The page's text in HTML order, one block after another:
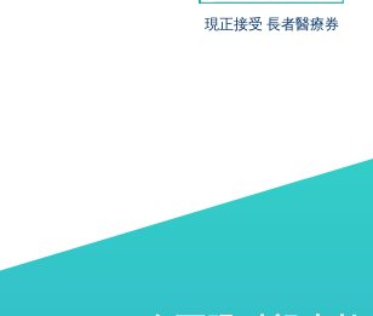
現正接受 長者醫療券